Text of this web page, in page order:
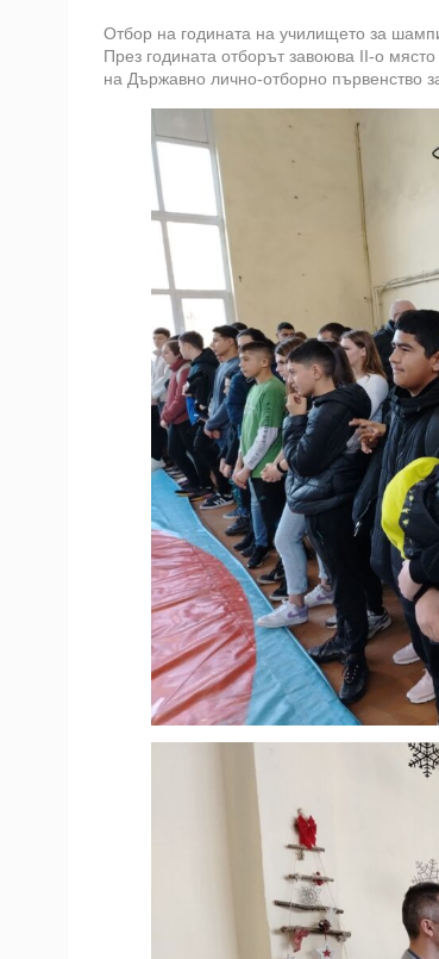
Отбор на годината на училището за
През годината отборът завоюва II-о
на Държавнo лично-отборно първенство